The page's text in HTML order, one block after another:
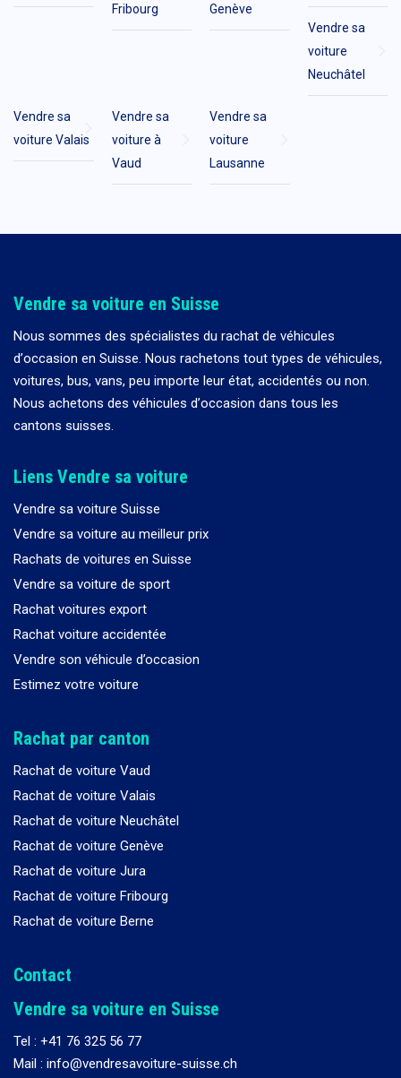
Fribourg
Genève
Vendre sa
voiture
Neuchâtel
Vendre sa
voiture Valais
Vendre sa
voiture à
Vaud
Vendre sa
voiture
Lausanne
Vendre sa voiture en Suisse
Nous sommes des spécialistes du rachat de véhicules
d’occasion en Suisse. Nous rachetons tout types de véhicules,
voitures, bus, vans, peu importe leur état, accidentés ou non.
Nous achetons des véhicules d’occasion dans tous les
cantons suisses.
Liens Vendre sa voiture
Vendre sa voiture Suisse
Vendre sa voiture au meilleur prix
Rachats de voitures en Suisse
Vendre sa voiture de sport
Rachat voitures export
Rachat voiture accidentée
Vendre son véhicule d’occasion
Estimez votre voiture
Rachat par canton
Rachat de voiture Vaud
Rachat de voiture Valais
Rachat de voiture Neuchâtel
Rachat de voiture Genève
Rachat de voiture Jura
Rachat de voiture Fribourg
Rachat de voiture Berne
Contact
Vendre sa voiture en Suisse
Tel : +41 76 325 56 77
Mail : info@vendresavoiture-suisse.ch